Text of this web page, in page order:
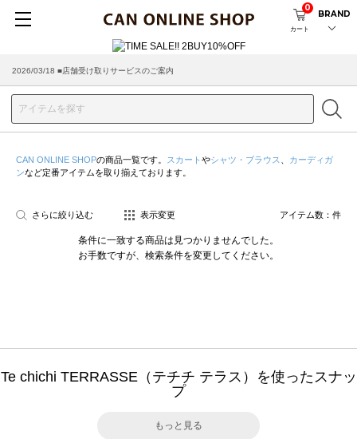
カート
0
BRAND
2026/03/18 ■店舗受け取りサービスのご案内
CAN ONLINE SHOPの商品一覧です。 スカート やシャツ・ブラウス
カーディガ
ンなど定番アイテムを取り揃えております。
さらに絞り込む 表示変更 アイテム数： 件
条件に一致する商品は見つかりませんでした。
お手数ですが、検索条件を変更してください。
Te chichi TERRASSE（テチチ テラス）を使ったスナッ
プ
もっと見る